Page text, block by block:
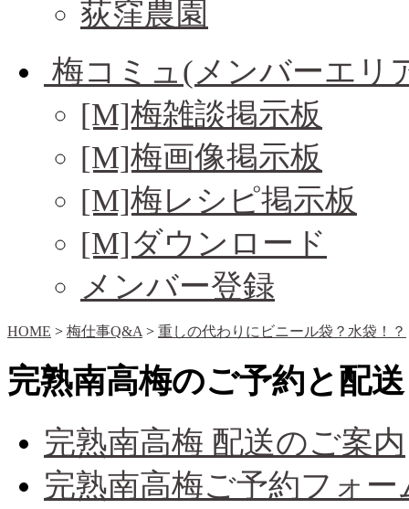
荻窪農園
梅コミュ(メンバーエリ
[M]梅雑談掲示板
[M]梅画像掲示板
[M]梅レシピ掲示板
[M]ダウンロード
メンバー登録
HOME > 梅仕事Q&A > 重しの代わりにビニール袋？水袋！？
完熟南高梅のご予約と配送
完熟南高梅 配送のご案内
完熟南高梅ご予約フォー